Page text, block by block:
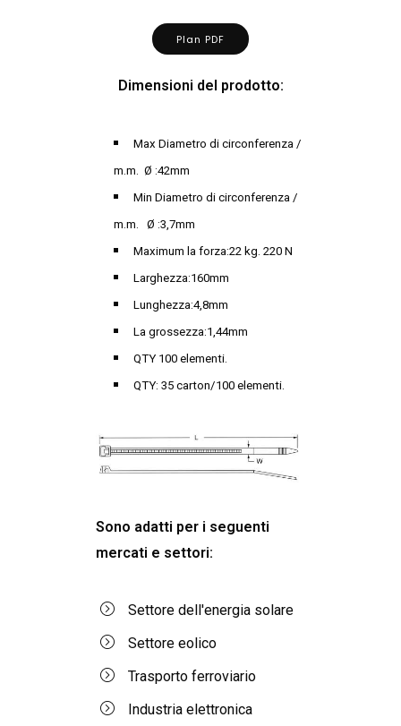
Plan PDF
Dimensioni del prodotto:
Max Diametro di circonferenza /
m.m. Ø :42mm
Min Diametro di circonferenza /
m.m. Ø :3,7mm
Maximum la forza:22 kg. 220 N
Larghezza:160mm
Lunghezza:4,8mm
La grossezza:1,44mm
QTY 100 elementi.
QTY: 35 carton/100 elementi.
Sono adatti per i seguenti
mercati e settori:
Settore dell'energia solare
Settore eolico
Trasporto ferroviario
Industria elettronica